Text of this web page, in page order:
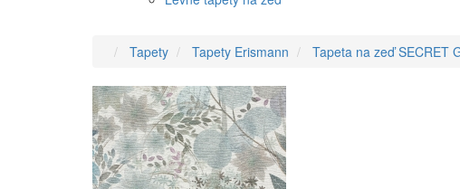
Tapety Tapety Erismann Tapeta na zeď SECRET